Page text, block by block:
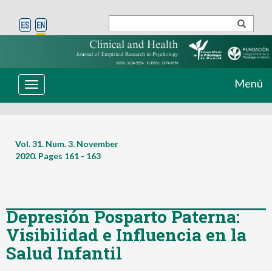
Toggle
navigation
Menú
Vol. 31. Num. 3. November
2020. Pages 161 - 163
Depresión Posparto Paterna:
Visibilidad e Influencia en la
Salud Infantil